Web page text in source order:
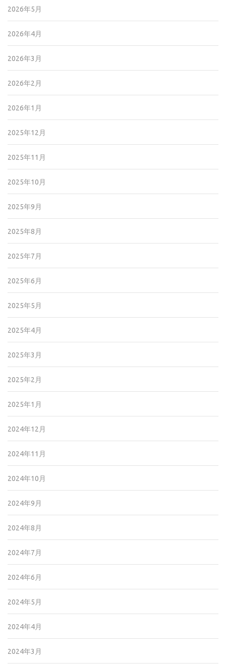
2026年5月
2026年4月
2026年3月
2026年2月
2026年1月
2025年12月
2025年11月
2025年10月
2025年9月
2025年8月
2025年7月
2025年6月
2025年5月
2025年4月
2025年3月
2025年2月
2025年1月
2024年12月
2024年11月
2024年10月
2024年9月
2024年8月
2024年7月
2024年6月
2024年5月
2024年4月
2024年3月